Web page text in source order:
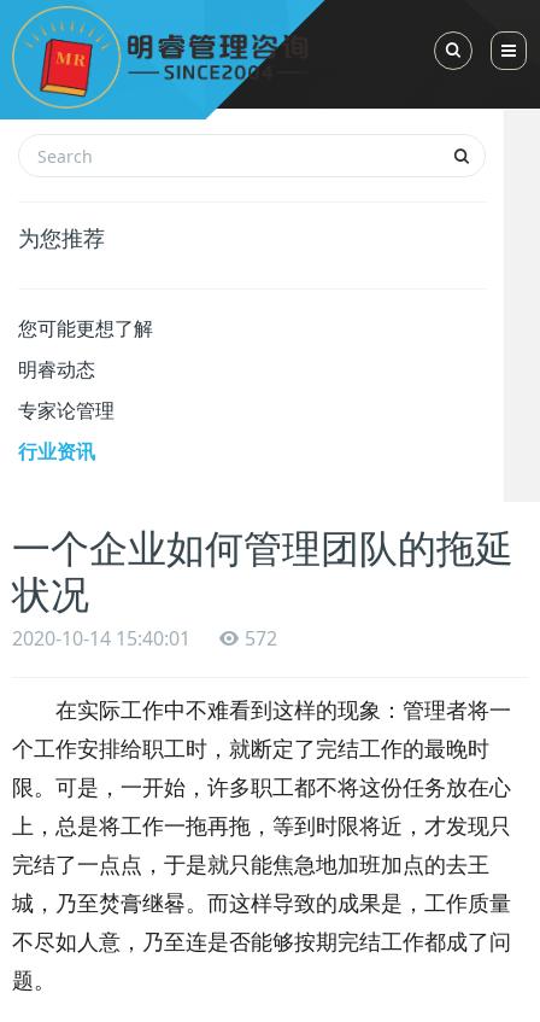
Toggle
为您推荐
您可能更想了解
明睿动态
专家论管理
行业资讯
一个企业如何管理团队的拖延
状况
2020-10-14 15:40:01 572
在实际工作中不难看到这样的现象：管理者将一
个工作安排给职工时，就断定了完结工作的最晚时
限。可是，一开始，许多职工都不将这份任务放在心
上，总是将工作一拖再拖，等到时限将近，才发现只
完结了一点点，于是就只能焦急地加班加点的去王
城，乃至焚膏继晷。而这样导致的成果是，工作质量
不尽如人意，乃至连是否能够按期完结工作都成了问
题。